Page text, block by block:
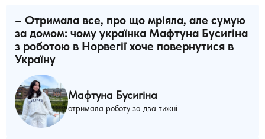
– Отримала все, про що мріяла, але сумую
за домом: чому українка Мафтуна Бусигіна
з роботою в Норвегії хоче повернутися в
Україну
Мафтуна Бусигіна
отримала роботу за два тижні